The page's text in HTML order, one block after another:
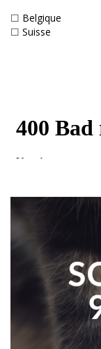
☐ Belgique
☐ Suisse